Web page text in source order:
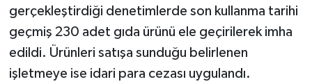
gerçekleştirdiği denetimlerde son kullanma tarihi
geçmiş 230 adet gıda ürünü ele geçirilerek imha
edildi. Ürünleri satışa sunduğu belirlenen
işletmeye ise idari para cezası uygulandı.
GÜNDEM